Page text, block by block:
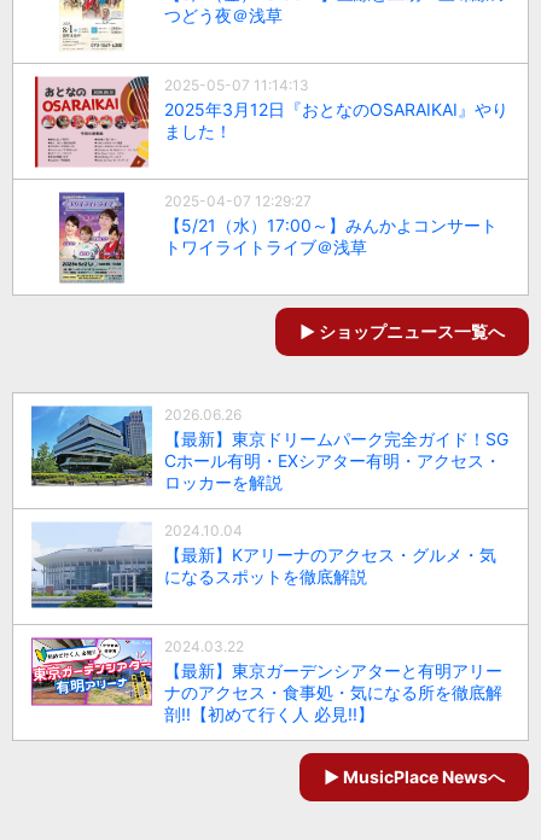
つどう夜＠浅草
2025-05-07 11:14:13
2025年3月12日『おとなのOSARAIKAI』やり
ました！
2025-04-07 12:29:27
【5/21（水）17:00～】みんかよコンサート
トワイライトライブ＠浅草
ショップニュース一覧へ
2026.06.26
【最新】東京ドリームパーク完全ガイド！SG
Cホール有明・EXシアター有明・アクセス・
ロッカーを解説
2024.10.04
【最新】Kアリーナのアクセス・グルメ・気
になるスポットを徹底解説
2024.03.22
【最新】東京ガーデンシアターと有明アリー
ナのアクセス・食事処・気になる所を徹底解
剖!!【初めて行く人 必見!!】
MusicPlace Newsへ